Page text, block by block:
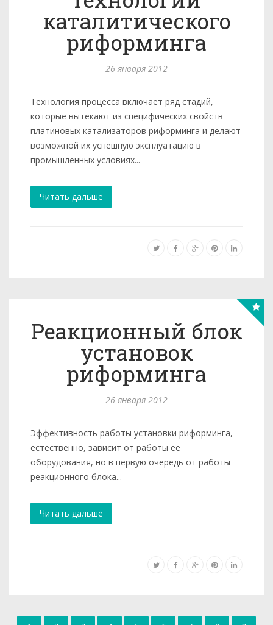
каталитического
риформинга
26 января 2012
Технология процесса включает ряд стадий,
которые вытекают из специфических свойств
платиновых катализаторов риформинга и делают
возможной их успешную эксплуатацию в
промышленных ус­ловиях...
Читать дальше
Реакционный блок
установок
риформинга
26 января 2012
Эффективность работы установки риформинга,
естественно, зависит от работы ее
оборудования, но в первую очередь от работы
реакционного блока...
Читать дальше